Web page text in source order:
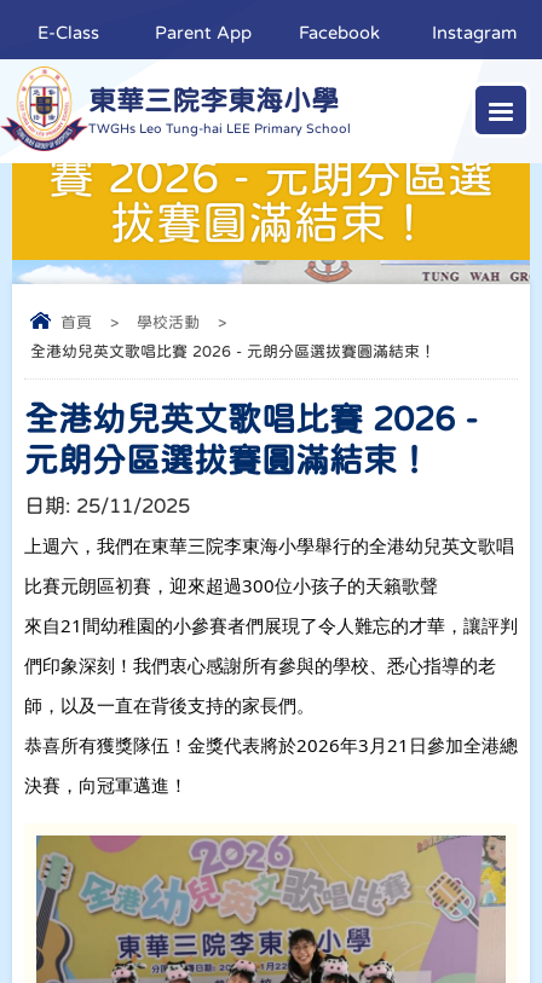
東華三院李東海小學
TWGHs Leo Tung-hai LEE Primary School
E-Class Parent App Facebook Instagram
全港幼兒英文歌唱比
賽 2026 - 元朗分區選
拔賽圓滿結束！
首頁 > 學校活動
>
全港幼兒英文歌唱比賽 2026 - 元朗分區選拔賽圓滿結束！
全港幼兒英文歌唱比賽 2026 -
元朗分區選拔賽圓滿結束！
日期: 25/11/2025
上週六，我們在東華三院李東海小學舉行的全港幼兒英文歌唱
比賽元朗區初賽，迎來超過300位小孩子的天籟歌聲
來自21間幼稚園的小參賽者們展現了令人難忘的才華 ，讓評判
們印象深刻！我們衷心感謝所有參與的學校、悉心指導的老
師，以及一直在背後支持的家長們。
恭喜所有獲獎隊伍！金獎代表將於2026年3月21日參加全港總
決賽，向冠軍邁進！